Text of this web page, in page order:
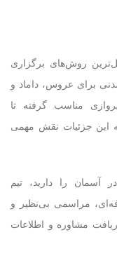
روش‌های برگزاری
برای عروس، داماد و
مناسب گرفته تا
این جزئیات نقش مهمی
آسمان را دارید، تیم
مراسمی بی‌نظیر و
مشاوره و اطلاعات